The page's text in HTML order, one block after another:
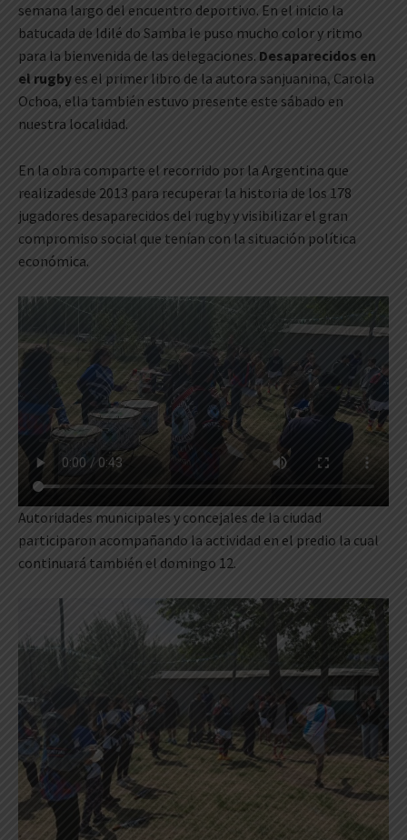
semana largo del encuentro deportivo. En el inicio la
batucada de Idilé do Samba le puso mucho color y ritmo
para la bienvenida de las delegaciones. Desaparecidos en
el rugby es el primer libro de la autora sanjuanina, Carola
Ochoa, ella también estuvo presente este sábado en
nuestra localidad.
En la obra comparte el recorrido por la Argentina que
realizadesde 2013 para recuperar la historia de los 178
jugadores desaparecidos del rugby y visibilizar el gran
compromiso social que tenían con la situación política
económica.
Autoridades municipales y concejales de la ciudad
participaron acompañando la actividad en el predio la cual
continuará también el domingo 12.